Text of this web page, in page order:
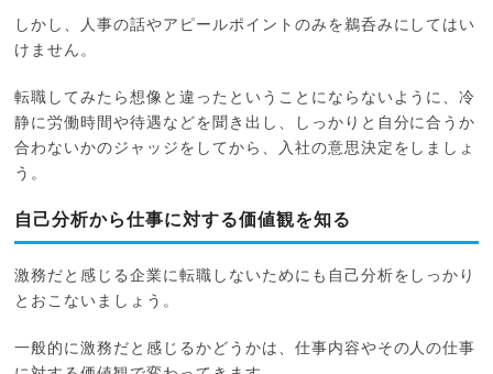
しかし、人事の話やアピールポイントのみを鵜呑みにしてはい
けません。
転職してみたら想像と違ったということにならないように、冷
静に労働時間や待遇などを聞き出し、しっかりと自分に合うか
合わないかのジャッジをしてから、入社の意思決定をしましょ
う。
自己分析から仕事に対する価値観を知る
激務だと感じる企業に転職しないためにも自己分析をしっかり
とおこないましょう。
一般的に激務だと感じるかどうかは、仕事内容やその人の仕事